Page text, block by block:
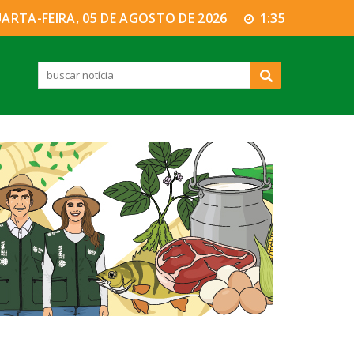
FEIRA, 05 DE AGOSTO DE 2026 1:35